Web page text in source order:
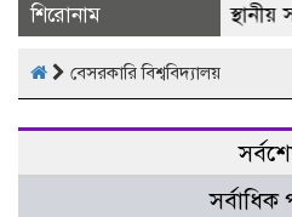
শিরোনাম স্থানীয়
বেসরকারি বিশ্ববিদ্যালয়
সর্বাধিক